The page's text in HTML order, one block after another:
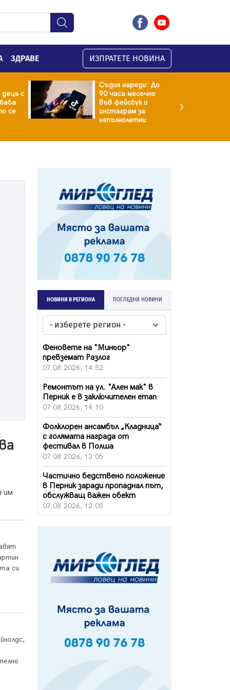
ЗДРАВЕ ИЗПРАТЕТЕ НОВИНА
с
се
Съдия нареди: До
90 часа месечно
във фейсбук и
инстаграм за
непълнолетни
им
си
НОВИНИ В РЕГИОНА ПОСЛЕДНИ НОВИНИ
Феновете на "Миньор"
превземат Разлог
07.08.2026, 14:52
Ремонтът на ул. "Ален мак" в
Перник е в заключителен етап
07.08.2026, 14:10
Фолклорен ансамбъл „Кладница“
с голямата награда от
фестивал в Полша
07.08.2026, 13:05
Частично бедствено положение
в Перник заради пропаднал път,
обслужващ важен обект
07.08.2026, 12:05
Първите крачки в помощ на
пенсионерите в Перник, вече са
факт
Пак ограничават камионите по
магистралите в петък и неделя.
07.08.2026, 07:55